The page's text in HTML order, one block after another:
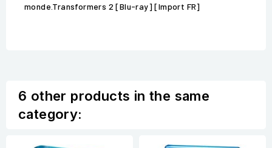
monde.Transformers 2 [Blu-ray] [Import FR]
6 other products in the same
category: